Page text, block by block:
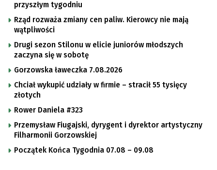
przyszłym tygodniu
Rząd rozważa zmiany cen paliw. Kierowcy nie mają
wątpliwości
Drugi sezon Stilonu w elicie juniorów młodszych
zaczyna się w sobotę
Gorzowska ławeczka 7.08.2026
Chciał wykupić udziały w firmie – stracił 55 tysięcy
złotych
Rower Daniela #323
Przemysław Fiugajski, dyrygent i dyrektor artystyczny
Filharmonii Gorzowskiej
Początek Końca Tygodnia 07.08 – 09.08